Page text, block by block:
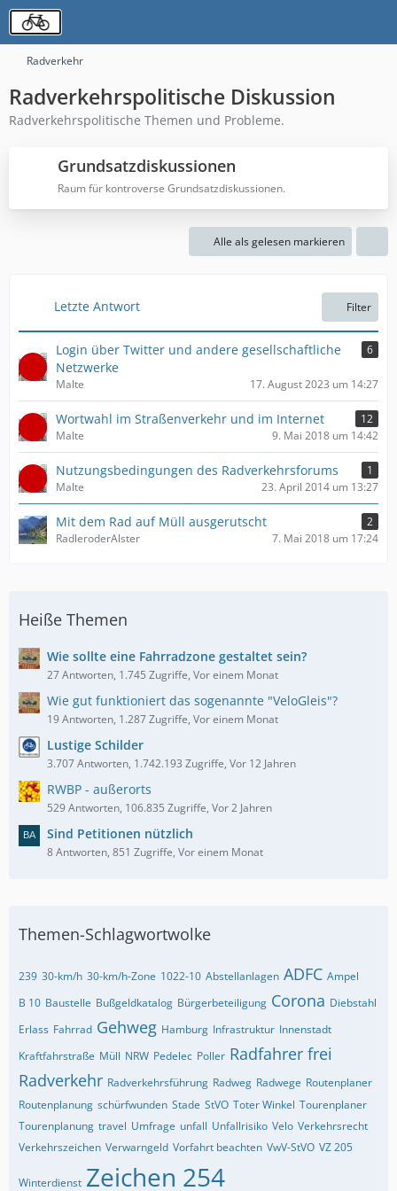
Radverkehr
Radverkehrspolitische Diskussion
Radverkehrspolitische Themen und Probleme.
Grundsatzdiskussionen
Raum für kontroverse Grundsatzdiskussionen.
Alle als gelesen markieren
Letzte Antwort Filter
Login über Twitter und andere gesellschaftliche
Netzwerke
6
Malte 17. August 2023 um 14:27
Wortwahl im Straßenverkehr und im Internet
12
Malte
9. Mai 2018 um 14:42
Nutzungsbedingungen des Radverkehrsforums
1
Malte
23. April 2014 um 13:27
Mit dem Rad auf Müll ausgerutscht
2
RadleroderAlster
7. Mai 2018 um 17:24
Heiße Themen
Wie sollte eine Fahrradzone gestaltet sein?
27 Antworten, 1.745 Zugriffe, Vor einem Monat
Wie gut funktioniert das sogenannte "VeloGleis"?
19 Antworten, 1.287 Zugriffe, Vor einem Monat
Lustige Schilder
3.707 Antworten, 1.742.193 Zugriffe, Vor 12 Jahren
RWBP - außerorts
529 Antworten, 106.835 Zugriffe, Vor 2 Jahren
Sind Petitionen nützlich
8 Antworten, 851 Zugriffe, Vor einem Monat
Themen-Schlagwortwolke
239 30-km/h 30-km/h-Zone 1022-10 Abstellanlagen ADFC Ampel
B 10 Baustelle Bußgeldkatalog Bürgerbeteiligung Corona Diebstahl
Erlass Fahrrad Gehweg Hamburg Infrastruktur Innenstadt
Kraftfahrstraße Müll NRW Pedelec Poller Radfahrer frei
Radverkehr Radverkehrsführung Radweg Radwege Routenplaner
Routenplanung schürfwunden Stade StVO Toter Winkel Tourenplaner
Tourenplanung travel Umfrage unfall Unfallrisiko Velo Verkehrsrecht
Verkehrszeichen Verwarngeld Vorfahrt beachten VwV-StVO VZ 205
Winterdienst Zeichen 254